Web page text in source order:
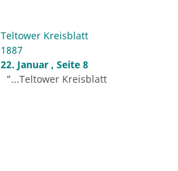
Teltower Kreisblatt
1887
22. Januar , Seite 8
"...Teltower Kreisblatt